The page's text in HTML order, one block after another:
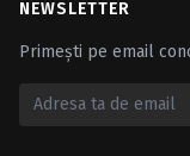
NEWSLETTER
Primești pe email